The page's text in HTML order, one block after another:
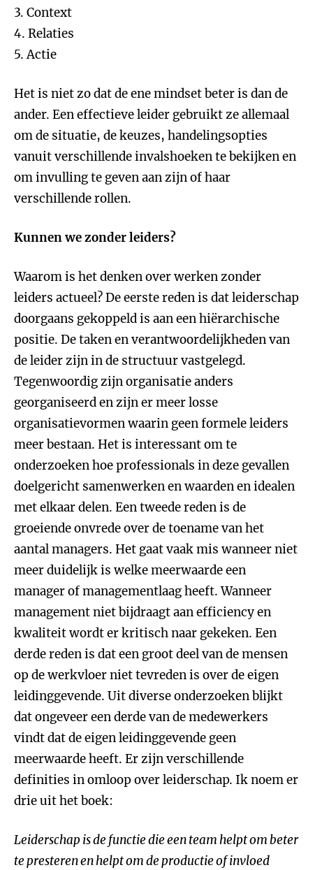
3. Context
4. Relaties
5. Actie
Het is niet zo dat de ene mindset beter is dan de
ander. Een effectieve leider gebruikt ze allemaal
om de situatie, de keuzes, handelingsopties
vanuit verschillende invalshoeken te bekijken en
om invulling te geven aan zijn of haar
verschillende rollen.
Kunnen we zonder leiders?
Waarom is het denken over werken zonder
leiders actueel? De eerste reden is dat leiderschap
doorgaans gekoppeld is aan een hiërarchische
positie. De taken en verantwoordelijkheden van
de leider zijn in de structuur vastgelegd.
Tegenwoordig zijn organisatie anders
georganiseerd en zijn er meer losse
organisatievormen waarin geen formele leiders
meer bestaan. Het is interessant om te
onderzoeken hoe professionals in deze gevallen
doelgericht samenwerken en waarden en idealen
met elkaar delen. Een tweede reden is de
groeiende onvrede over de toename van het
aantal managers. Het gaat vaak mis wanneer niet
meer duidelijk is welke meerwaarde een
manager of managementlaag heeft. Wanneer
management niet bijdraagt aan efficiency en
kwaliteit wordt er kritisch naar gekeken. Een
derde reden is dat een groot deel van de mensen
op de werkvloer niet tevreden is over de eigen
leidinggevende. Uit diverse onderzoeken blijkt
dat ongeveer een derde van de medewerkers
vindt dat de eigen leidinggevende geen
meerwaarde heeft. Er zijn verschillende
definities in omloop over leiderschap. Ik noem er
drie uit het boek:
Leiderschap is de functie die een team helpt om beter
te presteren en helpt om de productie of invloed